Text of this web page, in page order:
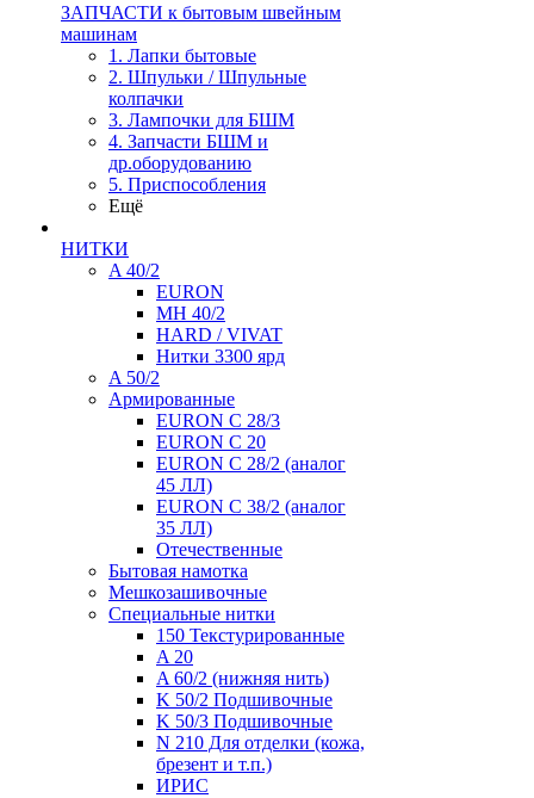
ЗАПЧАСТИ к бытовым швейным
машинам
1. Лапки бытовые
2. Шпульки / Шпульные
колпачки
3. Лампочки для БШМ
4. Запчасти БШМ и
др.оборудованию
5. Приспособления
Ещё
НИТКИ
A 40/2
EURON
MH 40/2
HARD / VIVAT
Нитки 3300 ярд
A 50/2
Армированные
EURON C 28/3
EURON C 20
EURON C 28/2 (аналог
45 ЛЛ)
EURON C 38/2 (аналог
35 ЛЛ)
Отечественные
Бытовая намотка
Мешкозашивочные
Специальные нитки
150 Текстурированные
A 20
A 60/2 (нижняя нить)
K 50/2 Подшивочные
K 50/3 Подшивочные
N 210 Для отделки (кожа,
брезент и т.п.)
ИРИС